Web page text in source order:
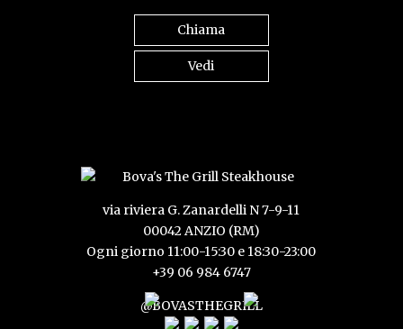
Chiama
Vedi
via riviera G. Zanardelli N 7-9-11
00042 ANZIO (RM)
Ogni giorno 11:00-15:30 e 18:30-23:00
+39 06 984 6747
@BOVASTHEGRILL